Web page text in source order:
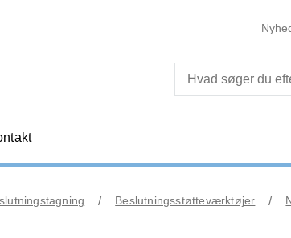
Beslutningsstøtteværktøjer